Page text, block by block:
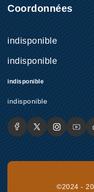
Coordonnées
indisponible
indisponible
indisponible
indisponible
©2024 -